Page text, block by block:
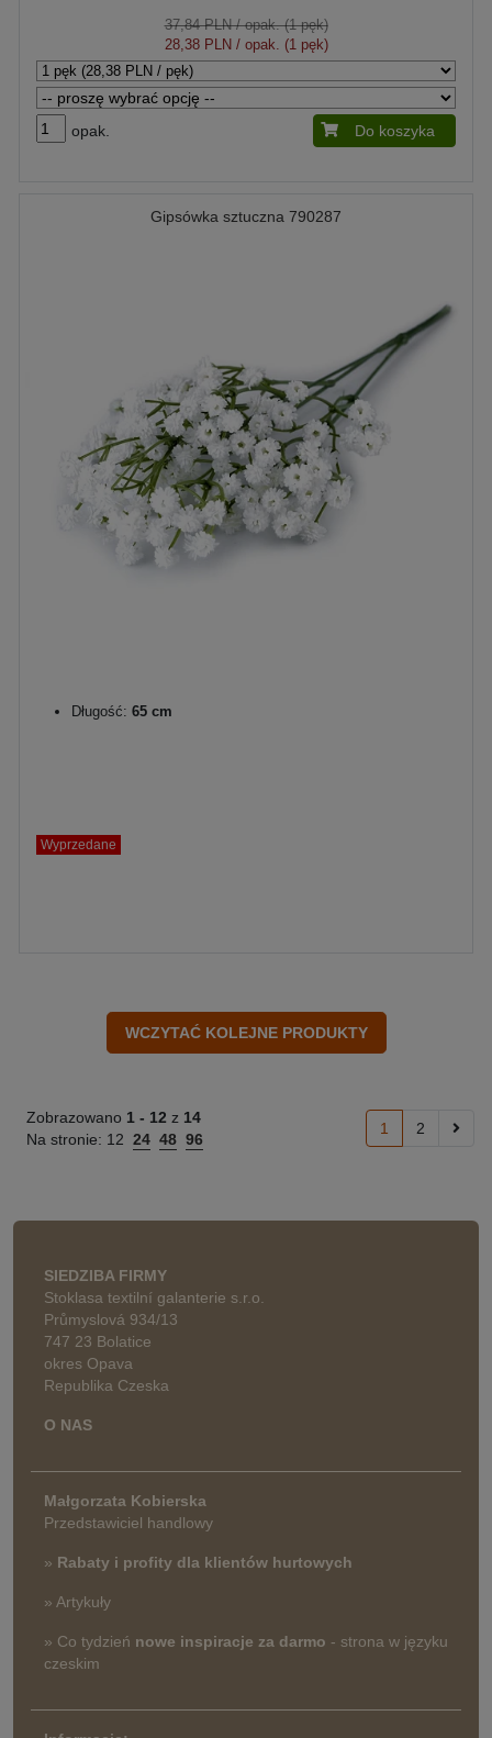
37,84 PLN/ opak. (1 pęk)
28,38 PLN/ opak. (1 pęk)
opak. Do koszyka
Gipsówka sztuczna 790287
Długość: 65 cm
Wyprzedane
Zobrazowano 1 - 12 z 14
Na stronie: 12 24 48 96
1 2
SIEDZIBA FIRMY
Stoklasa textilní galanterie s.r.o.
Průmyslová 934/13
747 23 Bolatice
okres Opava
Republika Czeska
O NAS
Małgorzata Kobierska
Przedstawiciel handlowy
» Rabaty i profity dla klientów hurtowych
» Artykuły
» Co tydzień nowe inspiracje za darmo - strona w języku
czeskim